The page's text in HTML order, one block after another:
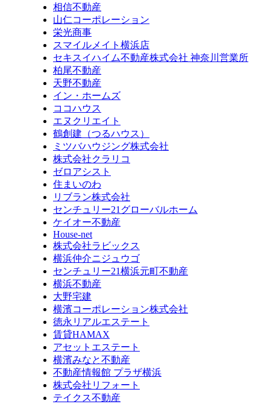
相信不動産
山仁コーポレーション
栄光商事
スマイルメイト横浜店
セキスイハイム不動産株式会社 神奈川営業所
柏尾不動産
天野不動産
イン・ホームズ
ココハウス
エヌクリエイト
鶴創建（つるハウス）
ミツバハウジング株式会社
株式会社クラリコ
ゼロアシスト
住まいのわ
リブラン株式会社
センチュリー21グローバルホーム
ケイオー不動産
House-net
株式会社ラビックス
横浜仲介ニジュウゴ
センチュリー21横浜元町不動産
横浜不動産
大野宅建
横濱コーポレーション株式会社
徳永リアルエステート
賃貸HAMAX
アセットエステート
横濱みなと不動産
不動産情報館 プラザ横浜
株式会社リフォート
テイクス不動産